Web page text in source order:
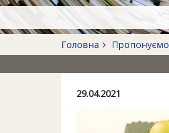
Головна Пропонуємо
29.04.2021